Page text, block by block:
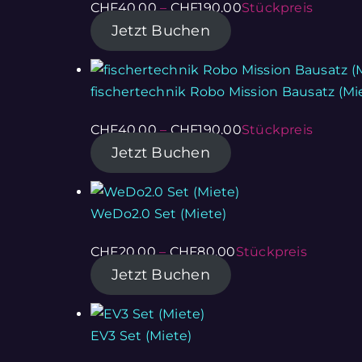
CHF40.00–CHF190.00Stückpreis
Jetzt Buchen
fischertechnik Robo Mission Bausatz
CHF40.00–CHF190.00Stückpreis
Jetzt Buchen
WeDo2.0 Set (Miete)
CHF20.00–CHF80.00Stückpreis
Jetzt Buchen
EV3 Set (Miete)